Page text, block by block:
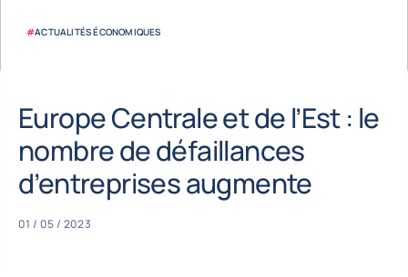
#ACTUALITÉS ÉCONOMIQUES
Europe Centrale et de l’Est : le
nombre de défaillances
d’entreprises augmente
01 / 05 / 2023